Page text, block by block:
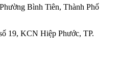
Bình Tiên, Thành Phố
19, KCN Hiệp Phước, TP.